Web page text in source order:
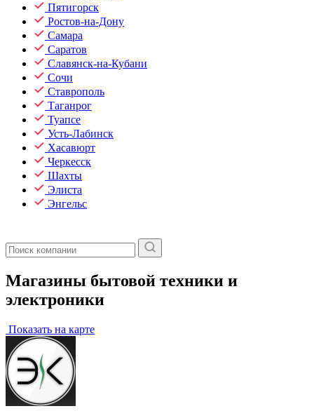
Пятигорск
Ростов-на-Дону
Самара
Саратов
Славянск-на-Кубани
Сочи
Ставрополь
Таганрог
Туапсе
Усть-Лабинск
Хасавюрт
Черкесск
Шахты
Элиста
Энгельс
Магазины бытовой техники и
электроники
Показать на карте